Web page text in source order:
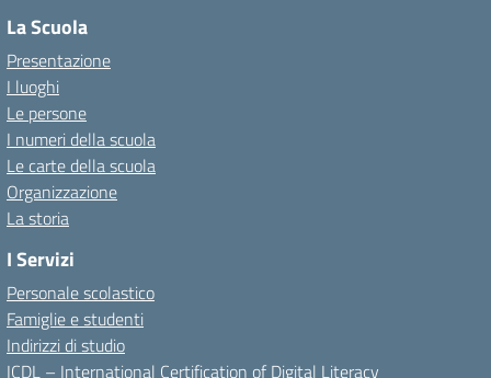
La Scuola
Presentazione
I luoghi
Le persone
I numeri della scuola
Le carte della scuola
Organizzazione
La storia
I Servizi
Personale scolastico
Famiglie e studenti
Indirizzi di studio
ICDL – International Certification of Digital Literacy